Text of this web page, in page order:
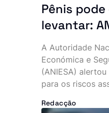
Pênis
levantar:
de Power
Rouge
de
impróprias
A Autoridade
Económica e
(ANIESA)
para os riscos
Power Plus e
Redacção